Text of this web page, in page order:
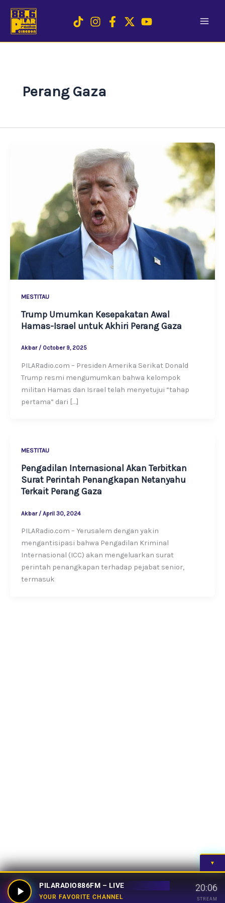
content
Perang Gaza
MESTITAU
Trump Umumkan Kesepakatan Awal
Hamas-Israel untuk Akhiri Perang Gaza
Akbar / October 9, 2025
PILARadio.com – Presiden Amerika Serikat Donald
Trump resmi mengumumkan bahwa kelompok
militan Hamas dan Israel telah menyetujui “tahap
pertama” dari […]
MESTITAU
Pengadilan Internasional Akan Terbitkan
Surat Perintah Penangkapan Netanyahu
Terkait Perang Gaza
Akbar / April 30, 2024
PILARadio.com – Yerusalem dengan yakin
mengantisipasi bahwa Pengadilan Kriminal
Internasional (ICC) akan mengeluarkan surat
perintah penangkapan terhadap pejabat senior,
termasuk
▼
PILARADIO886FM – LIVE
YOUR FAVORITE CHANNEL
20:06
STREAM